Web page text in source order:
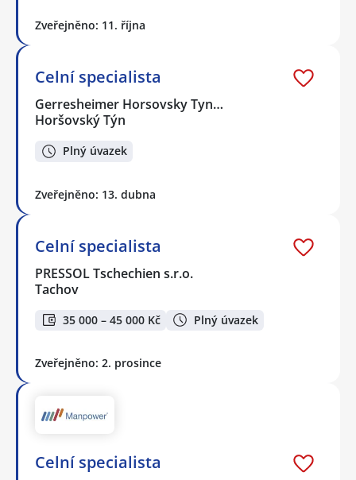
Zveřejněno: 11. října
Celní specialista
Gerresheimer Horsovsky Tyn…
Horšovský Týn
Plný úvazek
Zveřejněno: 13. dubna
Celní specialista
PRESSOL Tschechien s.r.o.
Tachov
35 000 – 45 000 Kč Plný úvazek
Zveřejněno: 2. prosince
Celní specialista